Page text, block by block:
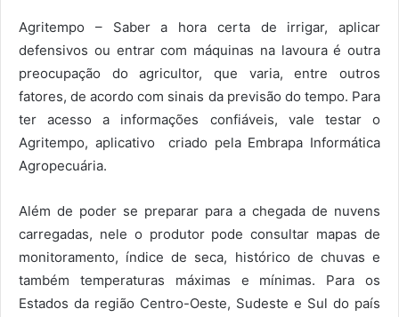
Agritempo – Saber a hora certa de irrigar, aplicar
defensivos ou entrar com máquinas na lavoura é outra
preocupação do agricultor, que varia, entre outros
fatores, de acordo com sinais da previsão do tempo. Para
ter acesso a informações confiáveis, vale testar o
Agritempo, aplicativo criado pela Embrapa Informática
Agropecuária.
Além de poder se preparar para a chegada de nuvens
carregadas, nele o produtor pode consultar mapas de
monitoramento, índice de seca, histórico de chuvas e
também temperaturas máximas e mínimas. Para os
Estados da região Centro-Oeste, Sudeste e Sul do país